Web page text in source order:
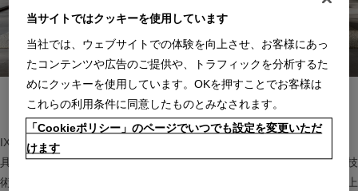
IXC（イクスシー）は、”Emotional Minimalism”を掲げるグローバル家
具ブランド。ヨーロッパの家具文化と日本の美意識を融合し、素材や技
術を活かした持続可能で洗練されたインテリアを提案。長く愛される上
当サイトではクッキーを使用しています
当社では、ウェブサイトでの体験を向上させ、お客様にあっ
たコンテンツや広告のご提供や、トラフィックを分析するた
めにクッキーを使用しています。OKを押すことでお客様は
これらの利用条件に同意したものとみなされます。
「Cookieポリシー」のページでいつでも設定を変更いただ
けます